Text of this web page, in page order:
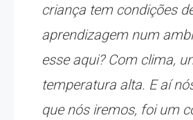
criança tem condições
aprendizagem num
esse aqui? Com clima,
temperatura alta. E aí
que nós iremos, foi um